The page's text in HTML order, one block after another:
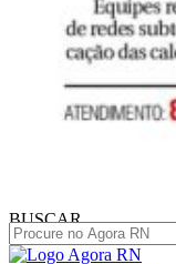
BUSCAR